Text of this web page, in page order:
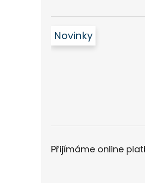
Novinky
Přijímáme online